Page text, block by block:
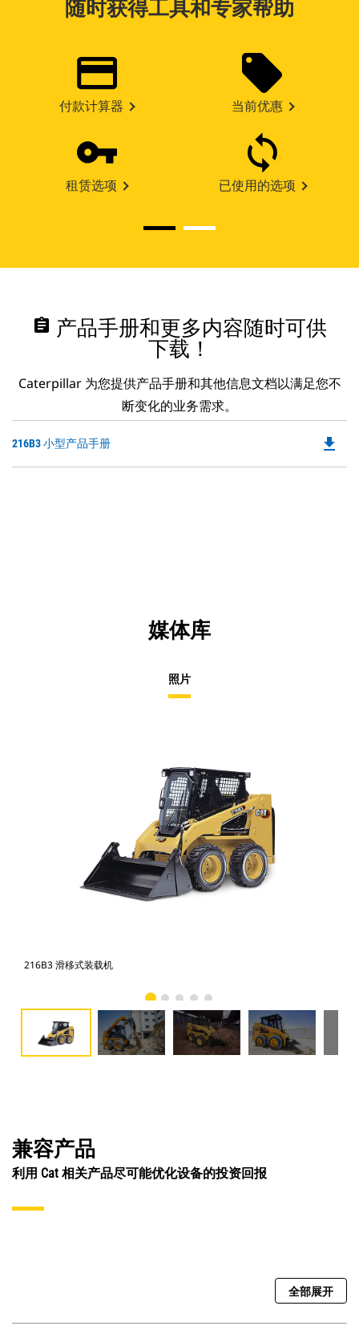
随时获得工具和专家帮助
付款计算器 当前优惠
租赁选项 已使用的选项
assignment 产品手册和更多内容随时可供
下载！
Caterpillar 为您提供产品手册和其他信息文档以满足您不
断变化的业务需求。
216B3 小型产品手册 file_download
媒体库
照片
216B3 滑移式装载机
兼容产品
利用 Cat 相关产品尽可能优化设备的投资回报
全部展开